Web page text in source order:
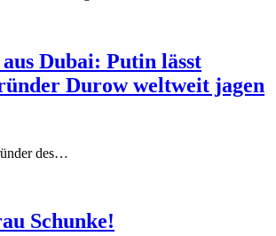
Dubai: Putin lässt
Durow weltweit jagen
des…
Schunke!